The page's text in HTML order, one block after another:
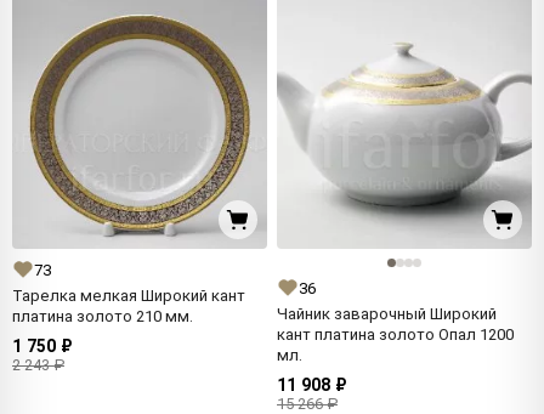
73
Тарелка мелкая Широкий кант
платина золото 210 мм.
1 750 ₽
2 243 ₽
36
Чайник заварочный Широкий
кант платина золото Опал 1200
мл.
11 908 ₽
15 266 ₽